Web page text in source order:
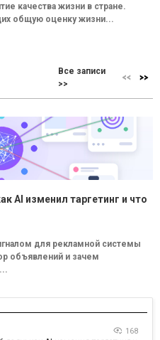
качества жизни в стране.
общую оценку жизни...
Все записи
>>
AI изменил таргетинг и что
для рекламной системы
объявлений и зачем
168